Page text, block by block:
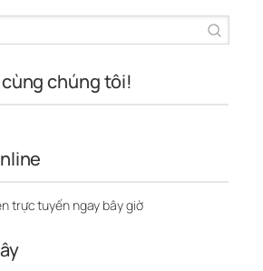
chúng tôi!
trực tuyến ngay bây giờ